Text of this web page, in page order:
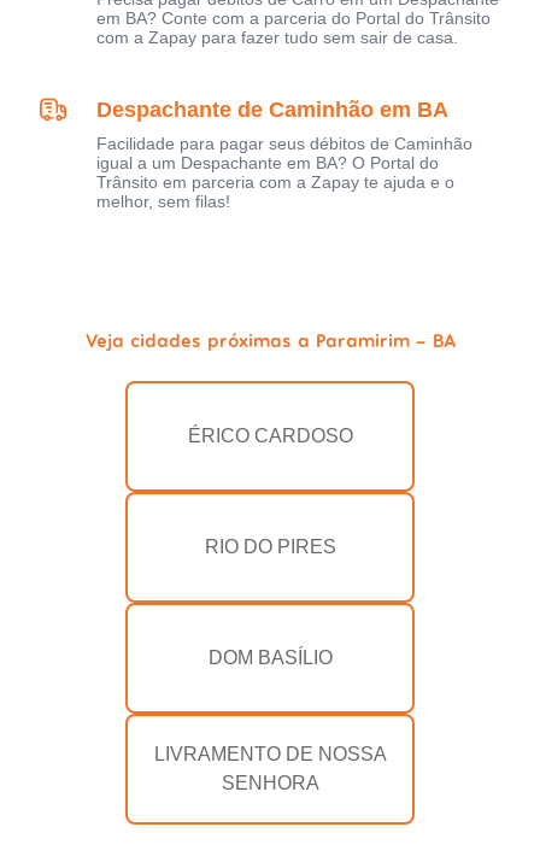
em BA? Conte com a parceria do Portal do Trânsito
com a Zapay para fazer tudo sem sair de casa.
Despachante de Caminhão em BA
Facilidade para pagar seus débitos de Caminhão
igual a um Despachante em BA? O Portal do
Trânsito em parceria com a Zapay te ajuda e o
melhor, sem filas!
Veja cidades próximas a Paramirim - BA
ÉRICO CARDOSO
RIO DO PIRES
DOM BASÍLIO
LIVRAMENTO DE NOSSA
SENHORA